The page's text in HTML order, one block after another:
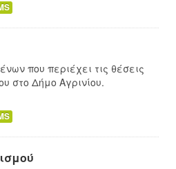
που περιέχει τις θέσεις
στο Δήμο Αγρινίου.